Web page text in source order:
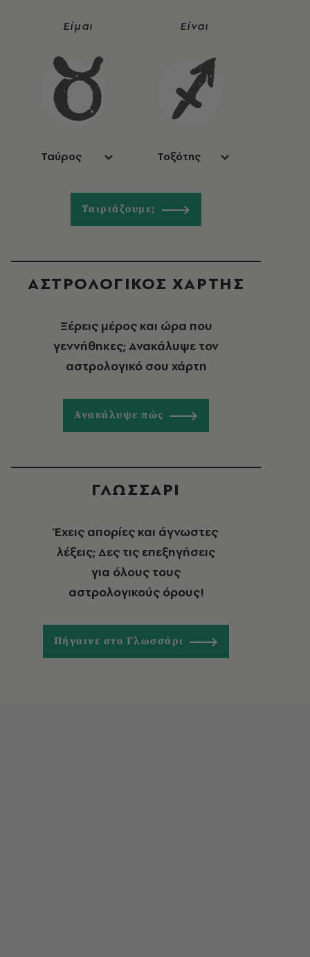
Είμαι
Ταύρος
Είναι
Τοξότης
Ταιριάζουμε;
ΑΣΤΡΟΛΟΓΙΚΟΣ ΧΑΡΤΗΣ
Ξέρεις μέρος και ώρα που
γεννήθηκες; Ανακάλυψε τον
αστρολογικό σου χάρτη
Ανακάλυψε πώς
ΓΛΩΣΣΑΡΙ
Έχεις απορίες και άγνωστες
λέξεις; Δες τις επεξηγήσεις
για όλους τους
αστρολογικούς όρους!
Πήγαινε στο Γλωσσάρι